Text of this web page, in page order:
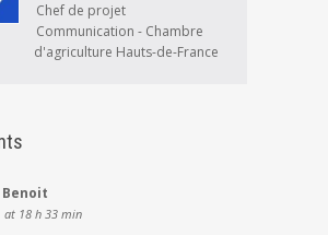
Chef de projet
Communication - Chambre
d'agriculture Hauts-de-France
at 18 h 33 min